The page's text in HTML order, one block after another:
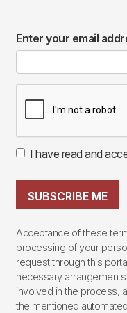
Enter your email
I have read and
SUBSCRIBE ME
Acceptance of these
processing of your
request through this
necessary
involved in the process,
the mentioned